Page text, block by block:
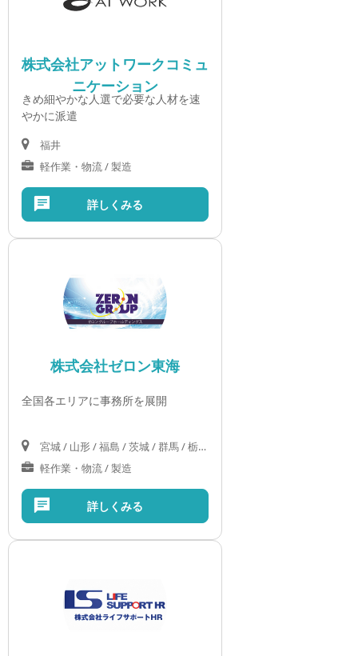
株式会社アットワークコミュ
ニケーション
きめ細やかな人選で必要な人材を速
やかに派遣
福井
軽作業・物流 / 製造
詳しくみる
株式会社ゼロン東海
全国各エリアに事務所を展開
宮城 / 山形 / 福島 / 茨城 / 群馬 / 栃木 / 埼玉 / 千葉 / 東京 / 神奈川 / 山梨 / 長野 / 岐阜 / 静岡 / 愛知 / 三重 / 滋賀 / 京都 / 大阪 / 兵庫 / 奈良 / 和歌山 / 鳥取 / 島根 / 岡山 / 広島 / 山口 / 徳島 / 香川 / 愛媛 / 高知 / 沖縄
軽作業・物流 / 製造
詳しくみる